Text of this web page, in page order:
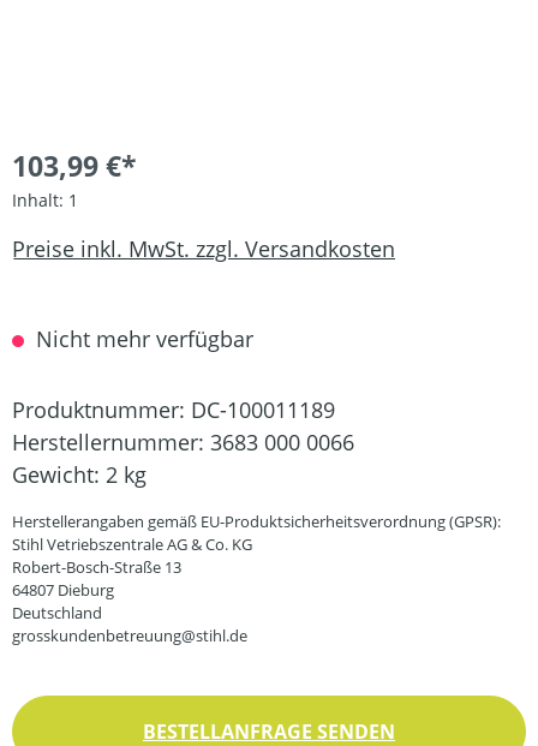
103,99 €*
Inhalt: 1
Preise inkl. MwSt. zzgl. Versandkosten
Nicht mehr verfügbar
Produktnummer: DC-100011189
Herstellernummer: 3683 000 0066
Gewicht: 2 kg
Herstellerangaben gemäß EU-Produktsicherheitsverordnung (GPSR):
Stihl Vetriebszentrale AG & Co. KG
Robert-Bosch-Straße 13
64807 Dieburg
Deutschland
grosskundenbetreuung@stihl.de
BESTELLANFRAGE SENDEN